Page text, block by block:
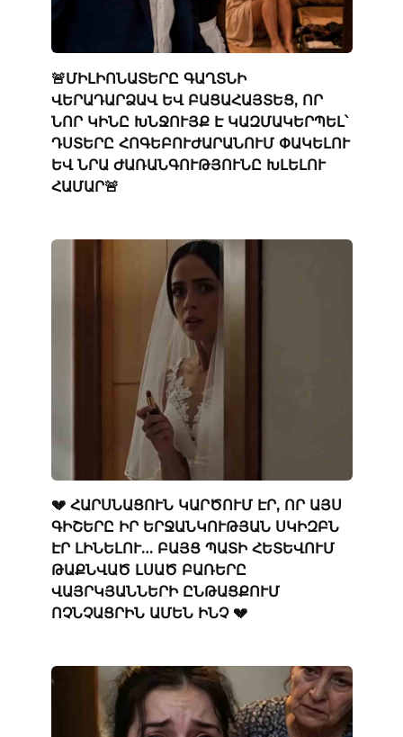
🚨ՄԻԼԻՈՆԱՏԵՐԸ ԳԱՂՏՆԻ
ՎԵՐԱԴԱՐՁԱՎ ԵՎ ԲԱՑԱՀԱՅՏԵՑ, ՈՐ
ՆՈՐ ԿԻՆԸ ԽՆՋՈՒՅՔ Է ԿԱԶՄԱԿԵՐՊԵԼ՝
ԴՍՏԵՐԸ ՀՈԳԵԲՈՒԺԱՐԱՆՈՒՄ ՓԱԿԵԼՈՒ
ԵՎ ՆՐԱ ԺԱՌԱՆԳՈՒԹՅՈՒՆԸ ԽԼԵԼՈՒ
ՀԱՄԱՐ🚨
💔 ՀԱՐՍՆԱՑՈՒՆ ԿԱՐԾՈՒՄ ԷՐ, ՈՐ ԱՅՍ
ԳԻՇԵՐԸ ԻՐ ԵՐՋԱՆԿՈՒԹՅԱՆ ՍԿԻԶԲՆ
ԷՐ ԼԻՆԵԼՈՒ… ԲԱՅՑ ՊԱՏԻ ՀԵՏԵՎՈՒՄ
ԹԱՔՆՎԱԾ ԼՍԱԾ ԲԱՌԵՐԸ
ՎԱՅՐԿՅԱՆՆԵՐԻ ԸՆԹԱՑՔՈՒՄ
ՈՉՆՉԱՑՐԻՆ ԱՄԵՆ ԻՆՉ 💔